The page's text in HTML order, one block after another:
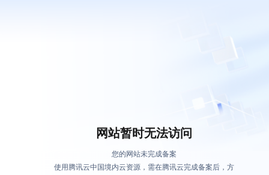
网站暂时无法访问
您的网站未完成备案
使用腾讯云中国境内云资源，需在腾讯云完成备案后，方